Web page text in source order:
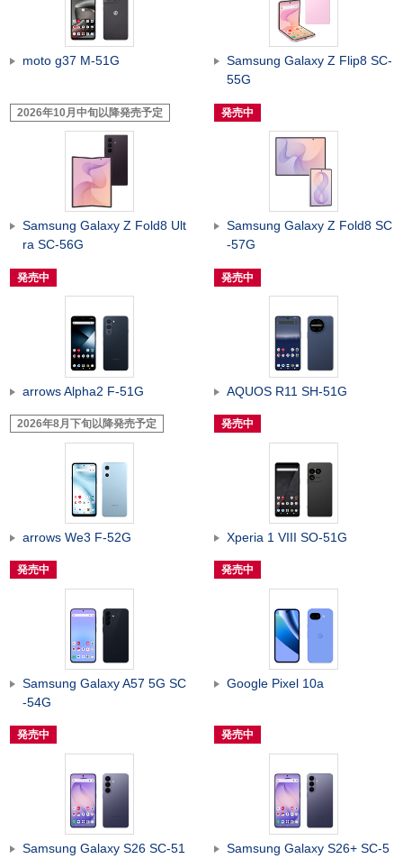
moto g37 M-51G
2026年10月中旬以降発売予定
Samsung Galaxy Z Flip8 SC-
55G
発売中
Samsung Galaxy Z Fold8 Ult
ra SC-56G
発売中
Samsung Galaxy Z Fold8 SC
-57G
発売中
arrows Alpha2 F-51G
2026年8月下旬以降発売予定
AQUOS R11 SH-51G
発売中
arrows We3 F-52G
発売中
Xperia 1 VIII SO-51G
発売中
Samsung Galaxy A57 5G SC
-54G
発売中
Google Pixel 10a
発売中
Samsung Galaxy S26 SC-51
Samsung Galaxy S26+ SC-5